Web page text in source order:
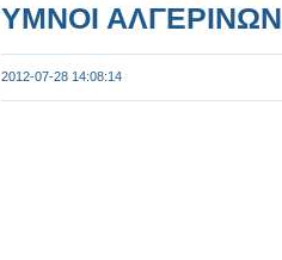
ΥΜΝΟΙ
2012-07-28 14:08:14